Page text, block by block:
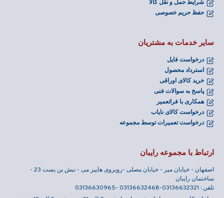
شرایط حمل و نقل کالا
حفظ حریم خصوصی
سایر خدمات به مشتریان
درخواست فایل
استرداد محصول
خرید کالای اوراقی
پاسخ به سوالات فنی
همکاری با فراتعمیر
درخواست کالای نایاب
درخواست تعمیرات توسط مجموعه
ارتباط با مجموعه رایبان
اصفهان - خیابان میر - خیابان مصلی -روبروی هایپر می - نبش بن بست 23 -
ساختمان رایبان
تلفن : 03136632321-03136632468 -03136630965